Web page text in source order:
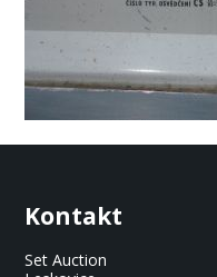
Kontakt
Set Auction